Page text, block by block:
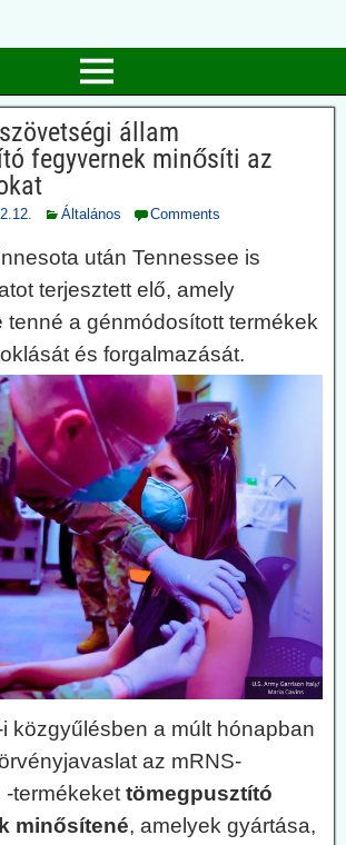
állam
fegyvernek minősíti az
Általános Comments
után Tennessee is
terjesztett elő, amely
tenné a génmódosított termékek
és forgalmazását.
közgyűlésben a múlt hónapban
az mRNS-
-termékeket tömegpusztító
minősítené, amelyek gyártása,